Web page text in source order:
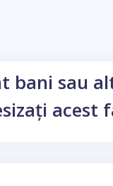
bani sau
acest